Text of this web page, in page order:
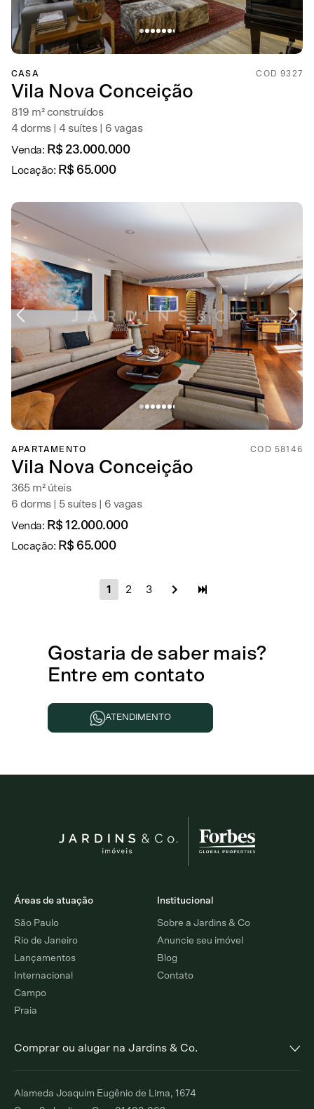
CASA COD 9327
Vila Nova Conceição
819 m² construídos
4 dorms | 4 suítes | 6 vagas
Venda: R$ 23.000.000
Locação: R$ 65.000
APARTAMENTO COD 58146
Vila Nova Conceição
365 m² úteis
6 dorms | 5 suítes | 6 vagas
Venda: R$ 12.000.000
Locação: R$ 65.000
1 2 3
Gostaria de saber mais?
Entre em contato
ATENDIMENTO
Áreas de atuação
São Paulo
Rio de Janeiro
Lançamentos
Internacional
Campo
Praia
Institucional
Sobre a Jardins & Co
Anuncie seu imóvel
Blog
Contato
Comprar ou alugar na Jardins & Co.
Alto de Pinheiros
Comprar Alugar
Jardim Europa
Alameda Joaquim Eugênio de Lima, 1674